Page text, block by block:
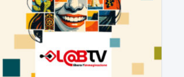
ULTIMI VIDEO